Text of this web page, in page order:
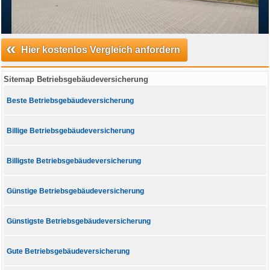
« Hier kostenlos Vergleich anfordern
Sitemap Betriebsgebäudeversicherung
Beste Betriebsgebäudeversicherung
Billige Betriebsgebäudeversicherung
Billigste Betriebsgebäudeversicherung
Günstige Betriebsgebäudeversicherung
Günstigste Betriebsgebäudeversicherung
Gute Betriebsgebäudeversicherung